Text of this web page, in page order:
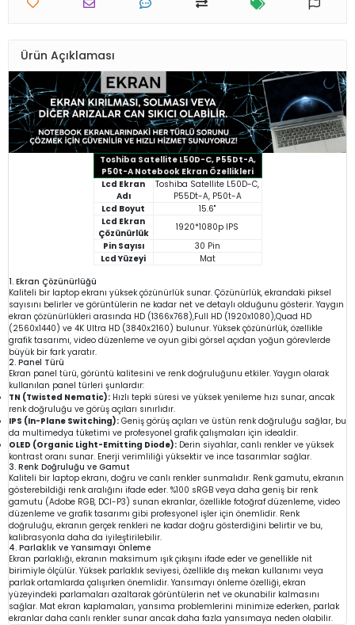
Ürün Açıklaması
Toshiba Satellite L50D-C, P55Dt-A,
P50t-A Notebook Ekran Özellikleri
Lcd Ekran
Adı
Toshiba Satellite L50D-C,
P55Dt-A, P50t-A
Lcd Boyut
15.6"
Lcd Ekran
Çözünürlük
1920*1080p IPS
Pin Sayısı
30 Pin
Lcd Yüzeyi
Mat
1. Ekran Çözünürlüğü
Kaliteli bir laptop ekranı yüksek çözünürlük sunar. Çözünürlük, ekrandaki piksel
sayısını belirler ve görüntülerin ne kadar net ve detaylı olduğunu gösterir. Yaygın
ekran çözünürlükleri arasında HD (1366x768),Full HD (1920x1080),Quad HD
(2560x1440) ve 4K Ultra HD (3840x2160) bulunur. Yüksek çözünürlük, özellikle
grafik tasarımı, video düzenleme ve oyun gibi görsel açıdan yoğun görevlerde
büyük bir fark yaratır.
2. Panel Türü
Ekran panel türü, görüntü kalitesini ve renk doğruluğunu etkiler. Yaygın olarak
kullanılan panel türleri şunlardır:
TN (Twisted Nematic): Hızlı tepki süresi ve yüksek yenileme hızı sunar, ancak
renk doğruluğu ve görüş açıları sınırlıdır.
IPS (In-Plane Switching): Geniş görüş açıları ve üstün renk doğruluğu sağlar, bu
da multimedya tüketimi ve profesyonel grafik çalışmaları için idealdir.
OLED (Organic Light-Emitting Diode): Derin siyahlar, canlı renkler ve yüksek
kontrast oranı sunar. Enerji verimliliği yüksektir ve ince tasarımlar sağlar.
3. Renk Doğruluğu ve Gamut
Kaliteli bir laptop ekranı, doğru ve canlı renkler sunmalıdır. Renk gamutu, ekranın
gösterebildiği renk aralığını ifade eder. %100 sRGB veya daha geniş bir renk
gamutu (Adobe RGB, DCI-P3) sunan ekranlar, özellikle fotoğraf düzenleme, video
düzenleme ve grafik tasarımı gibi profesyonel işler için önemlidir. Renk
doğruluğu, ekranın gerçek renkleri ne kadar doğru gösterdiğini belirtir ve bu,
kalibrasyonla daha da iyileştirilebilir.
4. Parlaklık ve Yansımayı Önleme
Ekran parlaklığı, ekranın maksimum ışık çıkışını ifade eder ve genellikle nit
birimiyle ölçülür. Yüksek parlaklık seviyesi, özellikle dış mekan kullanımı veya
parlak ortamlarda çalışırken önemlidir. Yansımayı önleme özelliği, ekran
yüzeyindeki parlamaları azaltarak görüntülerin net ve okunabilir kalmasını
sağlar. Mat ekran kaplamaları, yansıma problemlerini minimize ederken, parlak
ekranlar daha canlı renkler sunar ancak daha fazla yansımaya neden olabilir.